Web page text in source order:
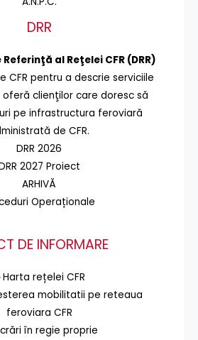
DRR
al Reţelei CFR (DRR)
CFR pentru a descrie serviciile
oferă clienţilor care doresc să
pe infrastructura feroviară
de CFR.
DRR 2026
2027 Proiect
ARHIVĂ
Operaționale
DE INFORMARE
rețelei CFR
mobilitatii pe reteaua
feroviara CFR
în regie proprie